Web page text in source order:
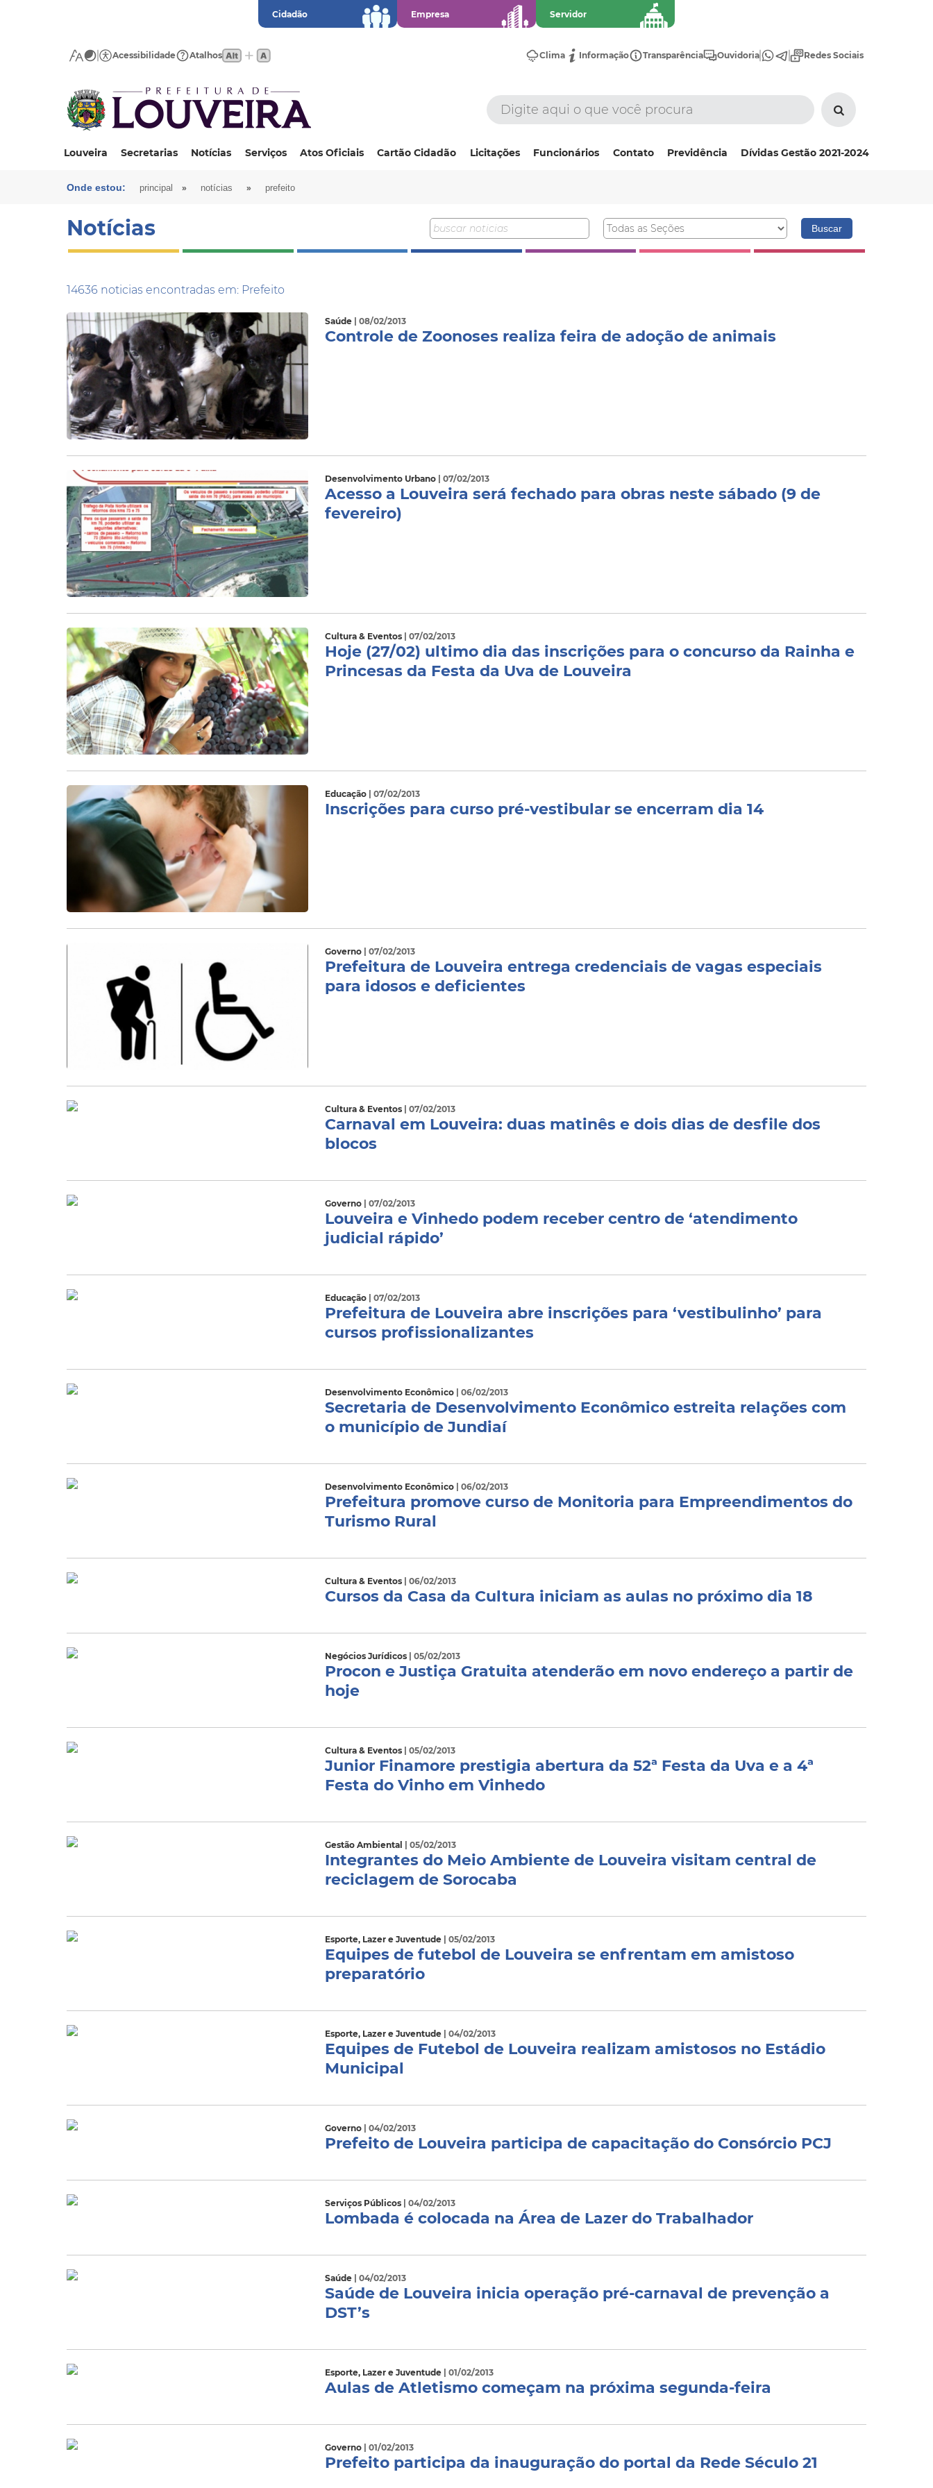
Cidadão Empresa Servidor
Acessibilidade Atalhos Clima Informação Transparência Ouvidoria Redes Sociais
Louveira Secretarias Notícias Serviços Atos Oficiais Cartão Cidadão Licitações Funcionários Contato Previdência Dívidas Gestão 2021-2024
Onde estou: principal » notícias » prefeito
Notícias
14636 noticias encontradas em: Prefeito
Saúde | 08/02/2013
Controle de Zoonoses realiza feira de adoção de animais
Desenvolvimento Urbano | 07/02/2013
Acesso a Louveira será fechado para obras neste sábado (9 de
fevereiro)
Cultura & Eventos | 07/02/2013
Hoje (27/02) ultimo dia das inscrições para o concurso da Rainha e
Princesas da Festa da Uva de Louveira
Educação | 07/02/2013
Inscrições para curso pré-vestibular se encerram dia 14
Governo | 07/02/2013
Prefeitura de Louveira entrega credenciais de vagas especiais
para idosos e deficientes
Cultura & Eventos | 07/02/2013
Carnaval em Louveira: duas matinês e dois dias de desfile dos
blocos
Governo | 07/02/2013
Louveira e Vinhedo podem receber centro de ‘atendimento
judicial rápido’
Educação | 07/02/2013
Prefeitura de Louveira abre inscrições para ‘vestibulinho’ para
cursos profissionalizantes
Desenvolvimento Econômico | 06/02/2013
Secretaria de Desenvolvimento Econômico estreita relações com
o município de Jundiaí
Desenvolvimento Econômico | 06/02/2013
Prefeitura promove curso de Monitoria para Empreendimentos do
Turismo Rural
Cultura & Eventos | 06/02/2013
Cursos da Casa da Cultura iniciam as aulas no próximo dia 18
Negócios Jurídicos | 05/02/2013
Procon e Justiça Gratuita atenderão em novo endereço a partir de
hoje
Cultura & Eventos | 05/02/2013
Junior Finamore prestigia abertura da 52ª Festa da Uva e a 4ª
Festa do Vinho em Vinhedo
Gestão Ambiental | 05/02/2013
Integrantes do Meio Ambiente de Louveira visitam central de
reciclagem de Sorocaba
Esporte, Lazer e Juventude | 05/02/2013
Equipes de futebol de Louveira se enfrentam em amistoso
preparatório
Esporte, Lazer e Juventude | 04/02/2013
Equipes de Futebol de Louveira realizam amistosos no Estádio
Municipal
Governo | 04/02/2013
Prefeito de Louveira participa de capacitação do Consórcio PCJ
Serviços Públicos | 04/02/2013
Lombada é colocada na Área de Lazer do Trabalhador
Saúde | 04/02/2013
Saúde de Louveira inicia operação pré-carnaval de prevenção a
DST’s
Esporte, Lazer e Juventude | 01/02/2013
Aulas de Atletismo começam na próxima segunda-feira
Governo | 01/02/2013
Prefeito participa da inauguração do portal da Rede Século 21